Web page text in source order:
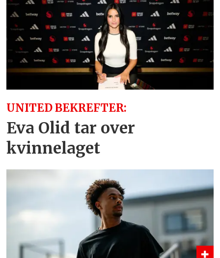
UNITED BEKREFTER:
Eva Olid tar over
kvinnelaget